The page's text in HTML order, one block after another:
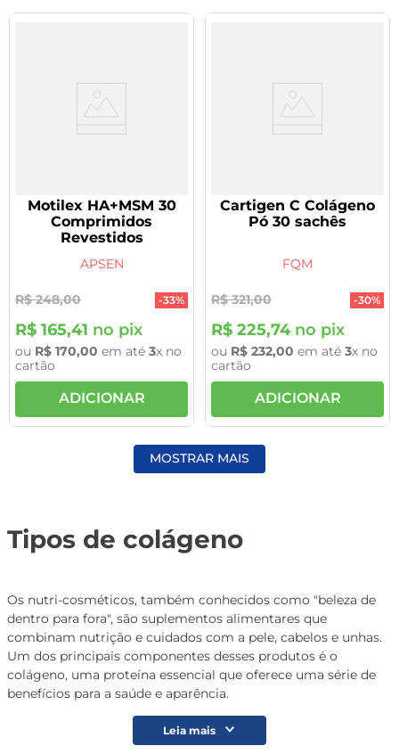
Motilex HA+MSM 30
Comprimidos
Revestidos
APSEN
R$ 248,00 -33%
R$ 165,41 no pix
ou R$ 170,00 em até 3x no
cartão
ADICIONAR
Cartigen C Colágeno
Pó 30 sachês
FQM
R$ 321,00 -30%
R$ 225,74no pix
ou R$ 232,00 em até 3x no
cartão
ADICIONAR
MOSTRAR MAIS
Tipos de colágeno
Os nutri-cosméticos, também conhecidos como "beleza de
dentro para fora", são suplementos alimentares que
combinam nutrição e cuidados com a pele, cabelos e unhas.
Um dos principais componentes desses produtos é o
colágeno, uma proteína essencial que oferece uma série de
benefícios para a saúde e aparência.
Leia mais